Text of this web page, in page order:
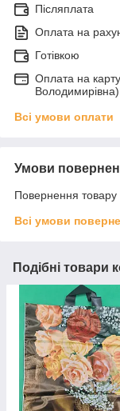
Післяплата
Оплата на
Готівкою
Оплата на
Володимирівна)
Всі умови оплати
Умови
Повернення товару
Всі умови
Подібні товари